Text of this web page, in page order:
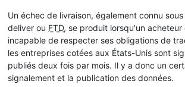
Un échec de livraison, également connu
deliver ou FTD, se produit lorsqu'un acheteur
incapable de respecter ses obligations de
les entreprises cotées aux États-Unis sont
publiés deux fois par mois. Il y a donc un
signalement et la publication des données.